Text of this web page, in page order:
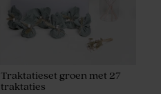
Traktatieset groen met 27
traktaties